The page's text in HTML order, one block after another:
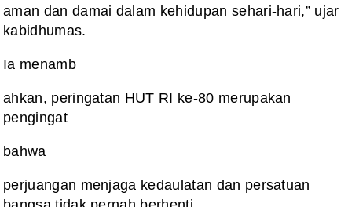
aman dan damai dalam kehidupan sehari-hari,” ujar
kabidhumas.
Ia menamb
ahkan, peringatan HUT RI ke-80 merupakan
pengingat
bahwa
perjuangan menjaga kedaulatan dan persatuan